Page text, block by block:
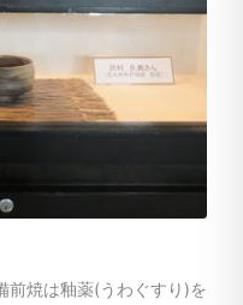
焼は釉薬(うわぐすり)を